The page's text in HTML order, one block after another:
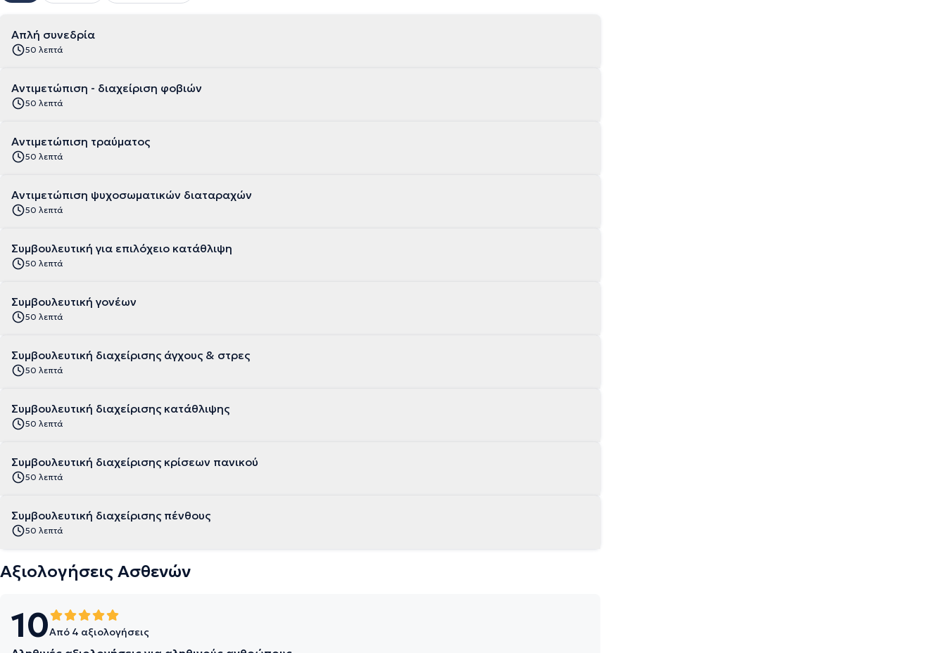
Απλή συνεδρία
50 λεπτά
Αντιμετώπιση - διαχείριση φοβιών
50 λεπτά
Αντιμετώπιση τραύματος
50 λεπτά
Αντιμετώπιση ψυχοσωματικών διαταραχών
50 λεπτά
Συμβουλευτική για επιλόχειο κατάθλιψη
50 λεπτά
Συμβουλευτική γονέων
50 λεπτά
Συμβουλευτική διαχείρισης άγχους & στρες
50 λεπτά
Συμβουλευτική διαχείρισης κατάθλιψης
50 λεπτά
Συμβουλευτική διαχείρισης κρίσεων πανικού
50 λεπτά
Συμβουλευτική διαχείρισης πένθους
50 λεπτά
Αξιολογήσεις Ασθενών
10Από 4 αξιολογήσεις